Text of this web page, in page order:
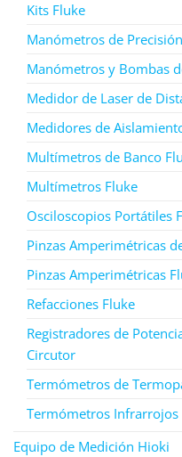
Kits Fluke
Manómetros de
Manómetros y Bombas
Medidor de Laser de
Medidores de
Multímetros de Banco
Multímetros Fluke
Osciloscopios Portátiles
Pinzas Amperimétricas
Pinzas Amperimétricas
Refacciones Fluke
Registradores de
Circutor
Termómetros de
Termómetros Infrarrojos
Equipo de Medición Hioki